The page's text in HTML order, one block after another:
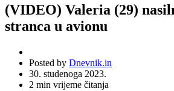
(VIDEO) Valeria (29)
stranca u avionu
Posted by Dnevnik.in
30. studenoga 2023.
2 min vrijeme čitanja